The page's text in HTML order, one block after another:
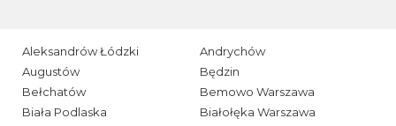
Aleksandrów Łódzki
Andrychów
Augustów
Będzin
Bełchatów
Bemowo Warszawa
Biała Podlaska
Białołęka Warszawa